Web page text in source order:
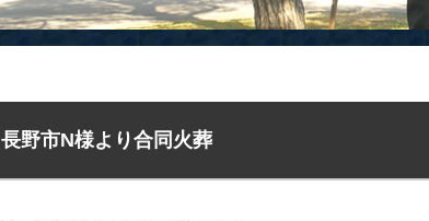
長野市N様より合同火葬